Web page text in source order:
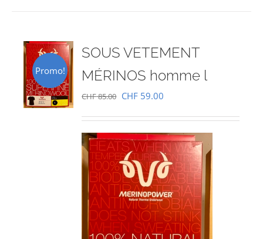
Promo!
SOUS VETEMENT
MÉRINOS homme l
CHF85.00 Le
initial
était :
CHF 85.00.
CHF 59.00
actuel
est :
CHF 59.00.